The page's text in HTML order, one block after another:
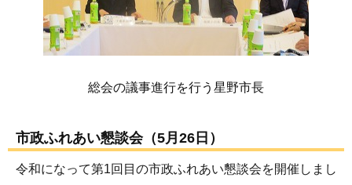
総会の議事進行を行う星野市長
市政ふれあい懇談会（5月26日）
令和になって第1回目の市政ふれあい懇談会を開催しまし